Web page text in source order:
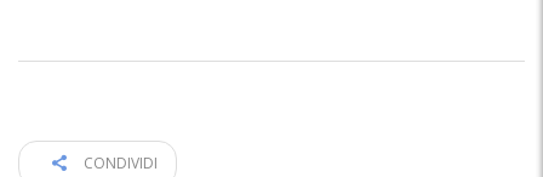
CONDIVIDI